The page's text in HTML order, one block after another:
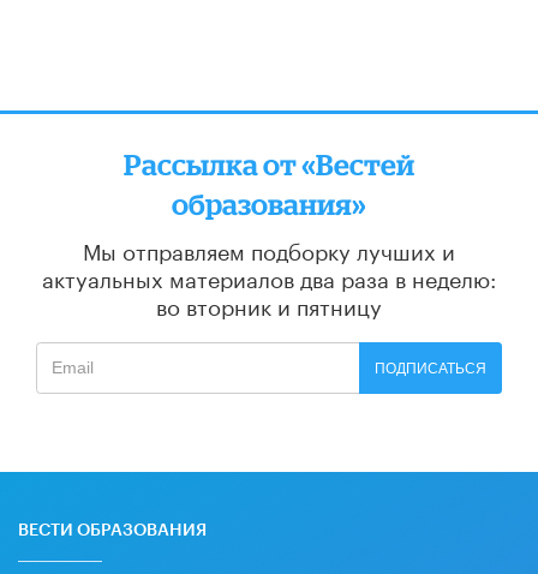
Рассылка от «Вестей
образования»
Мы отправляем подборку лучших и
актуальных материалов два раза в неделю:
во вторник и пятницу
ПОДПИСАТЬСЯ
ВЕСТИ ОБРАЗОВАНИЯ